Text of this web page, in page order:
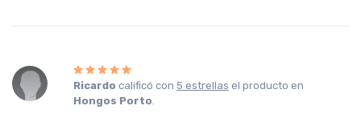
Ricardo calificó con 5 estrellas el producto en
Hongos Porto.